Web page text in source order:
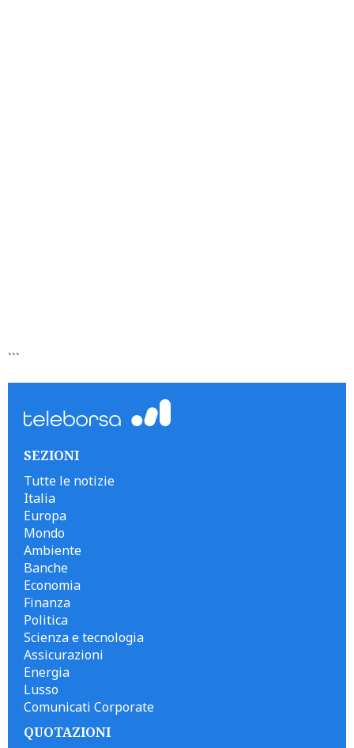
```
SEZIONI
Tutte le notizie
Italia
Europa
Mondo
Ambiente
Banche
Economia
Finanza
Politica
Scienza e tecnologia
Assicurazioni
Energia
Lusso
Comunicati Corporate
QUOTAZIONI